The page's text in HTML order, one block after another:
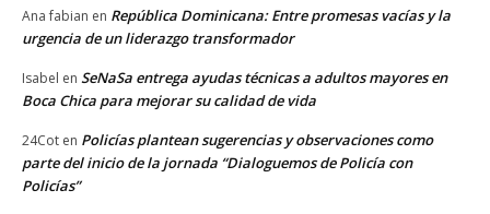
Ana fabian en República Dominicana: Entre promesas vacías y la
urgencia de un liderazgo transformador
Isabel en SeNaSa entrega ayudas técnicas a adultos mayores en
Boca Chica para mejorar su calidad de vida
24Cot en Policías plantean sugerencias y observaciones como
parte del inicio de la jornada “Dialoguemos de Policía con
Policías”